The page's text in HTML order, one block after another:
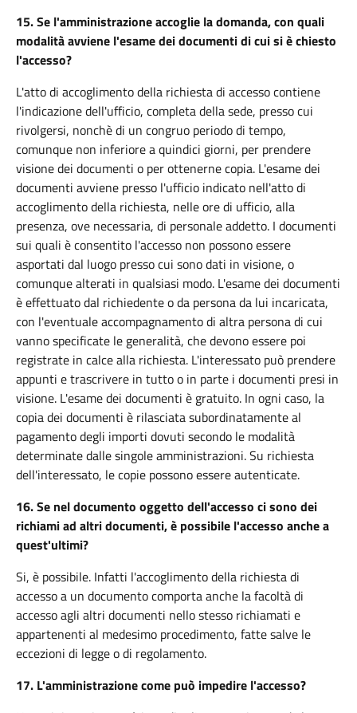
15.Se l'amministrazione accoglie la domanda, con quali
modalità avviene l'esame dei documenti di cui si è chiesto
l'accesso?
L'atto di accoglimento della richiesta di accesso contiene
l'indicazione dell'ufficio, completa della sede, presso cui
rivolgersi, nonchè di un congruo periodo di tempo,
comunque non inferiore a quindici giorni, per prendere
visione dei documenti o per ottenerne copia. L'esame dei
documenti avviene presso l'ufficio indicato nell'atto di
accoglimento della richiesta, nelle ore di ufficio, alla
presenza, ove necessaria, di personale addetto. I documenti
sui quali è consentito l'accesso non possono essere
asportati dal luogo presso cui sono dati in visione, o
comunque alterati in qualsiasi modo. L'esame dei documenti
è effettuato dal richiedente o da persona da lui incaricata,
con l'eventuale accompagnamento di altra persona di cui
vanno specificate le generalità, che devono essere poi
registrate in calce alla richiesta. L'interessato può prendere
appunti e trascrivere in tutto o in parte i documenti presi in
visione. L'esame dei documenti è gratuito. In ogni caso, la
copia dei documenti è rilasciata subordinatamente al
pagamento degli importi dovuti secondo le modalità
determinate dalle singole amministrazioni. Su richiesta
dell'interessato, le copie possono essere autenticate.
16.Se nel documento oggetto dell'accesso ci sono dei
richiami ad altri documenti, è possibile l'accesso anche a
quest'ultimi?
Si, è possibile. Infatti l'accoglimento della richiesta di
accesso a un documento comporta anche la facoltà di
accesso agli altri documenti nello stesso richiamati e
appartenenti al medesimo procedimento, fatte salve le
eccezioni di legge o di regolamento.
17. L'amministrazione come può impedire l'accesso?